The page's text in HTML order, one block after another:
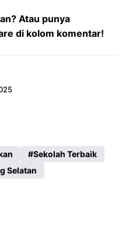
Atau punya
di kolom komentar!
Sekolah Terbaik
Selatan